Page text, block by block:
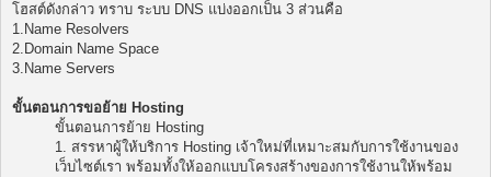
โฮสต์ดังกล่าว ทราบ ระบบ DNS แบ่งออกเป็น 3 ส่วนคือ
1.Name Resolvers
2.Domain Name Space
3.Name Servers
ขั้นตอนการขอย้าย Hosting
ขั้นตอนการย้าย Hosting
1. สรรหาผู้ให้บริการ Hosting เจ้าใหม่ที่เหมาะสมกับการใช้งานของ
เว็บไซต์เรา พร้อมทั้งให้ออกแบบโครงสร้างของการใช้งานให้พร้อม